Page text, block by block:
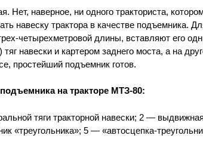
Нет, наверное, ни одного тракториста,
навеску трактора в качестве подъемника.
четырехметровой длины, вставляют его
навески и картером заднего моста, а на
простейший подъемник готов.
на тракторе МТЗ-80:
тяги тракторной навески; 2 —
«треугольника»; 5 — «автосцепка-